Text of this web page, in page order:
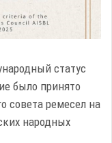
статус
было принято
совета ремесел на
народных